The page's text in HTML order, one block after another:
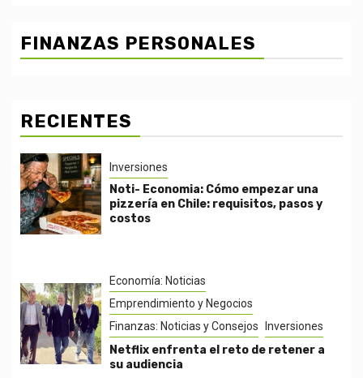
FINANZAS PERSONALES
RECIENTES
Inversiones
Noti- Economia: Cómo empezar una
pizzería en Chile: requisitos, pasos y
costos
Economía: Noticias
Emprendimiento y Negocios
Finanzas: Noticias y Consejos
Inversiones
Netflix enfrenta el reto de retener a
su audiencia